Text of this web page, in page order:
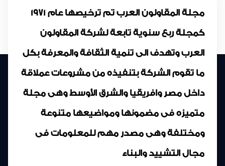
مجلة المقاولون العرب تم ترخيصها عام 1971
كمجلة ربع سنوية تابعة لشركة المقاولون
العرب وتهدف الى تنمية الثقافة والمعرفة بكل
ما تقوم الشركة بتنفيذه من مشروعات عملاقة
داخل مصر وافريقيا والشرق الأوسط وهى مجلة
متميزه فى مضمونها ومواضيعها متنوعة
ومختلفة وهى مصدر مهم للمعلومات فى
مجال التشييد والبناء